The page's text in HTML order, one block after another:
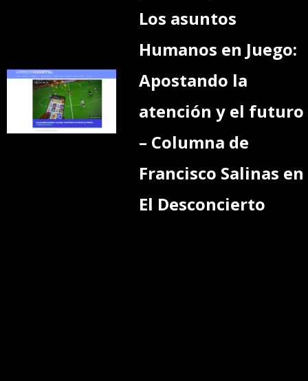
Los asuntos
Humanos en Juego:
Apostando la
atención y el futuro
– Columna de
Francisco Salinas en
El Desconcierto